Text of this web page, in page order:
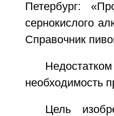
Петербург:
сернокислого
Справочник
необходимость
Цель